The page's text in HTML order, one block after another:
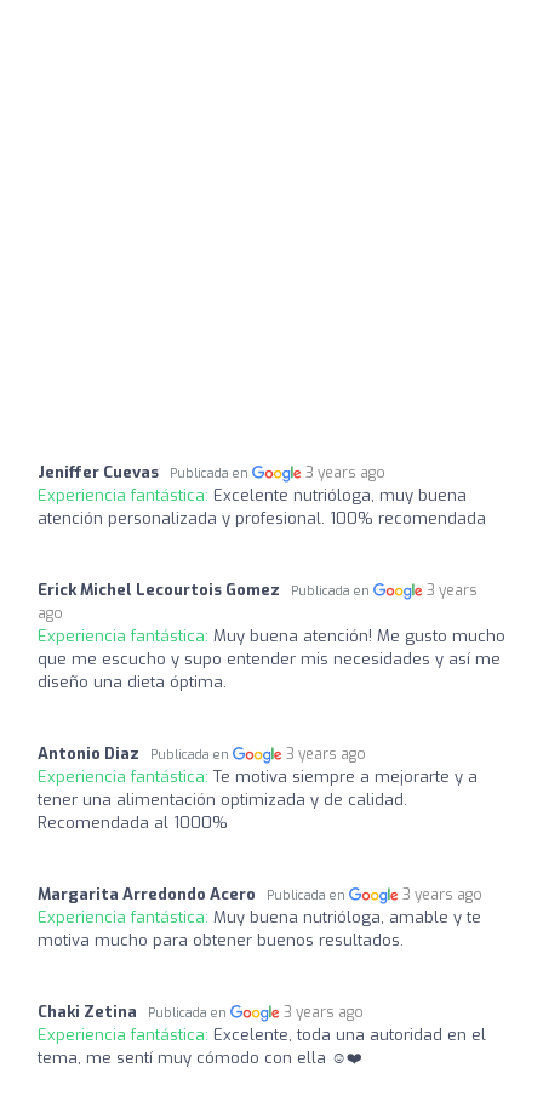
Jeniffer Cuevas Publicada en 3 years ago
Experiencia fantástica: Excelente nutrióloga, muy buena
atención personalizada y profesional. 100% recomendada
Erick Michel Lecourtois Gomez Publicada en
3 years
ago
Experiencia fantástica: Muy buena atención! Me gusto mucho
que me escucho y supo entender mis necesidades y así me
diseño una dieta óptima.
Antonio Diaz Publicada en 3 years ago
Experiencia fantástica: Te motiva siempre a mejorarte y a
tener una alimentación optimizada y de calidad.
Recomendada al 1000%
Margarita Arredondo Acero Publicada en 3 years ago
Experiencia fantástica: Muy buena nutrióloga, amable y te
motiva mucho para obtener buenos resultados.
Chaki Zetina Publicada en 3 years ago
Experiencia fantástica: Excelente, toda una autoridad en el
tema, me sentí muy cómodo con ella ☺️❤️